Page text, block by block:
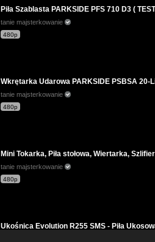
Piła Szablasta PARKSIDE PFS 710 D3 (
tanie majsterkowanie
480p
Wkrętarka Udarowa PARKSIDE PSBSA 20-
tanie majsterkowanie
480p
Mini Tokarka, Piła stołowa, Wiertarka,
tanie majsterkowanie
480p
Ukośnica Evolution R255 SMS - Piła